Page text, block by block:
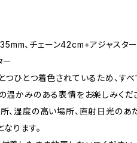
、チェーン42cm+アジャスタ
ー
ひとつ着色されているため、す
温かみのある表情をお楽しみくだ
、湿度の高い場所、直射日光のあ
ります。